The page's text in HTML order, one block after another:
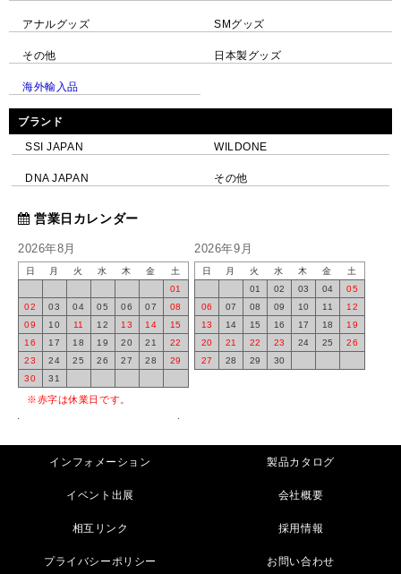
アナルグッズ SMグッズ
その他 日本製グッズ
海外輸入品
ブランド
SSI JAPAN WILDONE
DNA JAPAN その他
営業日カレンダー
2026年8月
日 月 火 水 木 金
土
01
02
03 04 05 06 07
08
09
10 11 12 13 14
15
16
17 18 19 20 21
22
23
24 25 26 27 28
29
30
31
2026年9月
日 月 火 水 木 金
土
01
02 03 04
05
06
07 08 09 10 11
12
13
14 15 16 17 18
19
20
21 22 23 24 25
26
27
28 29 30
※赤字は休業日です。
インフォメーション 製品カタログ
イベント出展 会社概要
相互リンク 採用情報
プライバシーポリシー お問い合わせ